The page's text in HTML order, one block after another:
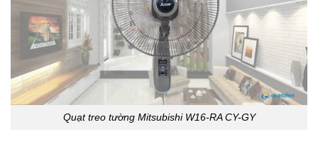
Quạt treo tường Mitsubishi W16-RA CY-GY